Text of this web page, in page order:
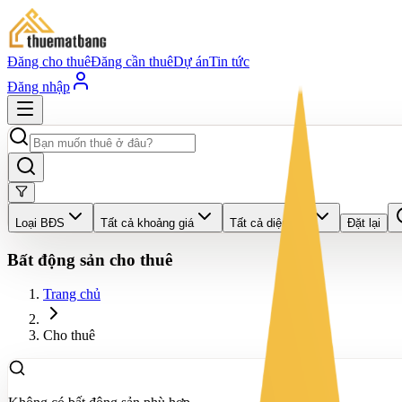
Đăng cho thuêĐăng cần thuêDự ánTin tức
Đăng nhập
Loại BĐS Tất cả khoảng giá Tất cả diện tích Đặt lại
Bất động sản cho thuê
Trang chủ
Cho thuê